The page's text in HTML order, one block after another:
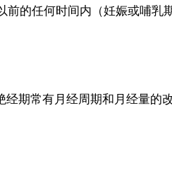
前的任何时间内（妊娠或哺乳
期常有月经周期和月经量的